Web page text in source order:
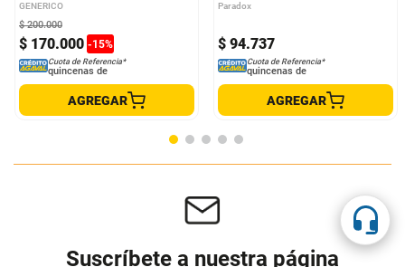
GENERICO
$ 170.000 -15%
$ 200.000
Cuota de Referencia*
quincenas de
AGREGAR
Paradox
$ 94.737
Cuota de Referencia*
quincenas de
AGREGAR
Suscríbete a nuestra página